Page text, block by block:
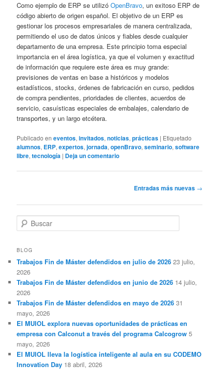
Como ejemplo de ERP se utilizóOpenBravo, un exitoso ERP de
código abierto de origen español. El objetivo de un ERP es
gestionar los procesos empresariales de manera centralizada,
permitiendo el uso de datos únicos y fiables desde cualquier
departamento de una empresa. Este principio toma especial
importancia en el área logística, ya que el volumen y exactitud
de información que requiere este área es muy grande:
previsiones de ventas en base a históricos y modelos
estadísticos, stocks, órdenes de fabricación en curso, pedidos
de compra pendientes, prioridades de clientes, acuerdos de
servicio, casuísticas especiales de embalajes, calendario de
transportes, y un largo etcétera.
Publicado en eventos,invitados,noticias,prácticas | Etiquetado
alumnos, ERP,expertos,jornada,openBravo,seminario,software
libre,tecnología | Deja un comentario
entradas
Entradas más nuevas →
u
c
r
BLOG
Trabajos Fin de Máster defendidos en julio de 2026 23 julio,
2026
Trabajos Fin de Máster defendidos en junio de 2026 14 julio,
2026
Trabajos Fin de Máster defendidos en mayo de 2026 31
mayo, 2026
El MUIOL explora nuevas oportunidades de prácticas en
empresa con Calconut a través del programa Calcogrow 5
mayo, 2026
El MUIOL lleva la logística inteligente al aula en su CODEMO
Innovation Day 18 abril, 2026